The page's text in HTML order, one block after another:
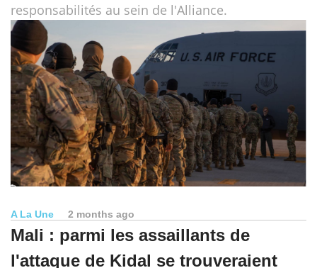
responsabilités au sein de l'Alliance.
A La Une 2 months ago
Mali : parmi les assaillants de
l'attaque de Kidal se trouveraient